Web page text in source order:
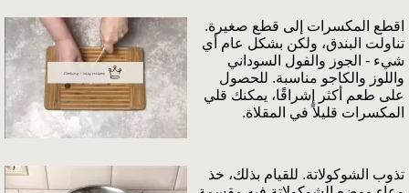
اقطع المكسرات إلى قطع صغيرة.
تناولت البندق، ولكن بشكل عام أي
شيء - الجوز والفول السوداني
واللوز والكاجو مناسبة. للحصول
على طعم أكثر إشراقًا، يمكنك قلي
المكسرات قليلاً في المقلاة.
تذوب الشوكولاتة. للقيام بذلك، خذ